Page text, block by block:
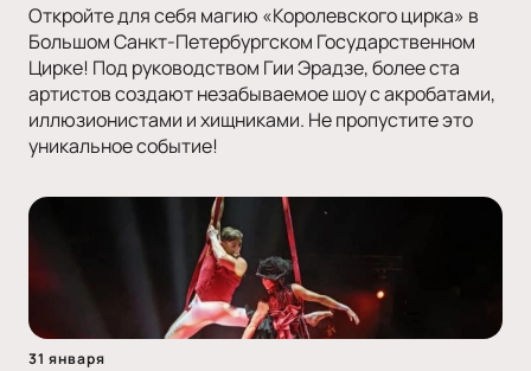
Откройте для себя магию «Королевского цирка» в
Большом Санкт-Петербургском Государственном
Цирке! Под руководством Гии Эрадзе, более ста
артистов создают незабываемое шоу с акробатами,
иллюзионистами и хищниками. Не пропустите это
уникальное событие!
31 января